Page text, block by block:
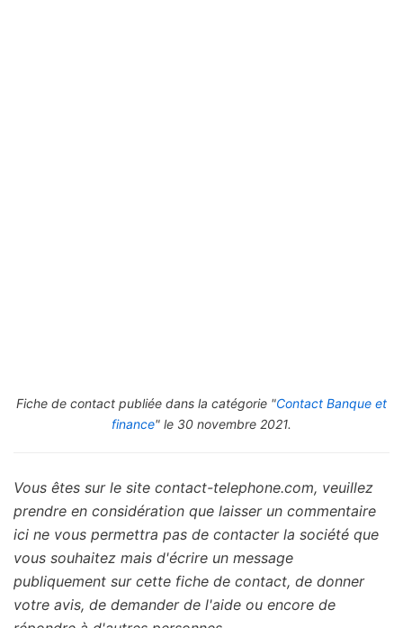
Fiche de contact publiée dans la catégorie "Contact Banque et
finance" le 30 novembre 2021.
Vous êtes sur le site contact-telephone.com, veuillez
prendre en considération que laisser un commentaire
ici ne vous permettra pas de contacter la société que
vous souhaitez mais d'écrire un message
publiquement sur cette fiche de contact, de donner
votre avis, de demander de l'aide ou encore de